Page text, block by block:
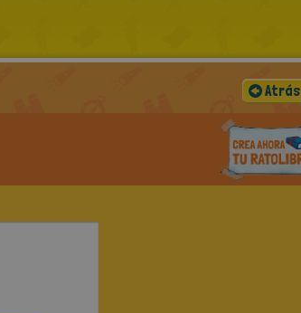
Atrás